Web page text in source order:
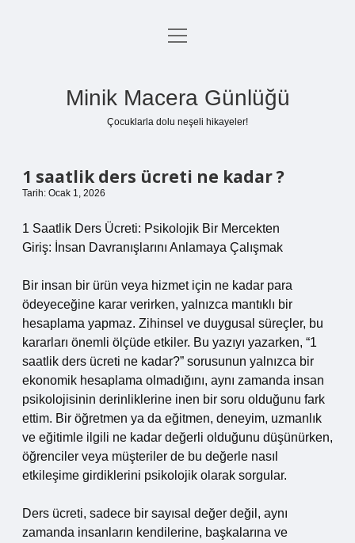
Anasayfa
menüyü
Minik Macera Günlüğü
Çocuklarla dolu neşeli hikayeler!
1 saatlik ders ücreti ne kadar ?
Tarih: Ocak 1, 2026
1 Saatlik Ders Ücreti: Psikolojik Bir Mercekten
Giriş: İnsan Davranışlarını Anlamaya Çalışmak
Bir insan bir ürün veya hizmet için ne kadar para
ödeyeceğine karar verirken, yalnızca mantıklı bir
hesaplama yapmaz. Zihinsel ve duygusal süreçler, bu
kararları önemli ölçüde etkiler. Bu yazıyı yazarken, “1
saatlik ders ücreti ne kadar?” sorusunun yalnızca bir
ekonomik hesaplama olmadığını, aynı zamanda insan
psikolojisinin derinliklerine inen bir soru olduğunu fark
ettim. Bir öğretmen ya da eğitmen, deneyim, uzmanlık
ve eğitimle ilgili ne kadar değerli olduğunu düşünürken,
öğrenciler veya müşteriler de bu değerle nasıl
etkileşime girdiklerini psikolojik olarak sorgular.
Ders ücreti, sadece bir sayısal değer değil, aynı
zamanda insanların kendilerine, başkalarına ve